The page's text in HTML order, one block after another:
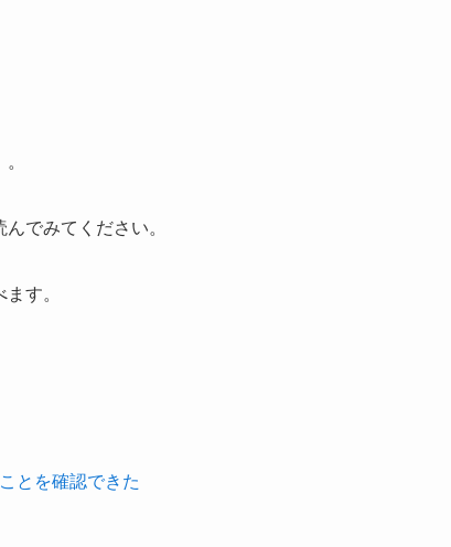
でみてください。
す。
とを確認できた